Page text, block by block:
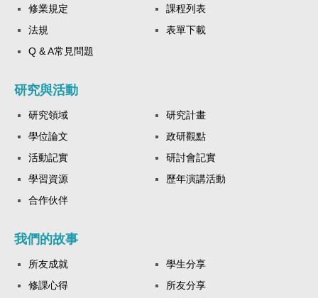
修業規定
課程列表
法規
表單下載
Q & A常見問題
研究與活動
研究領域
研究計畫
學位論文
政研觀點
活動記實
研討會記實
學習資源
歷年演講活動
合作伙伴
我們的故事
所友成就
學生分享
修課心得
所友分享